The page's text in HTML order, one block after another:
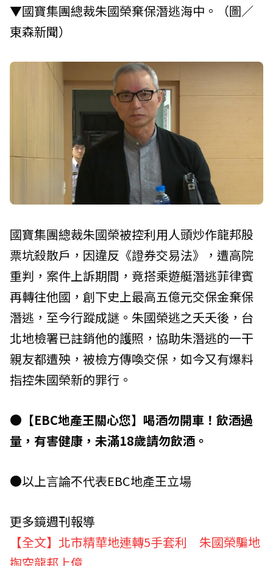
▼國寶集團總裁朱國榮棄保潛逃海中。（圖／
東森新聞）
國寶集團總裁朱國榮被控利用人頭炒作龍邦股
票坑殺散戶，因違反《證券交易法》，遭高院
重判，案件上訴期間，竟搭乘遊艇潛逃菲律賓
再轉往他國，創下史上最高五億元交保金棄保
潛逃，至今行蹤成謎。朱國榮逃之夭夭後，台
北地檢署已註銷他的護照，協助朱潛逃的一干
親友都遭殃，被檢方傳喚交保，如今又有爆料
指控朱國榮新的罪行。
●【EBC地產王關心您】喝酒勿開車！飲酒過
量，有害健康，未滿18歲請勿飲酒。
●以上言論不代表EBC地產王立場
更多鏡週刊報導
【全文】北市精華地連轉5手套利 朱國榮騙地